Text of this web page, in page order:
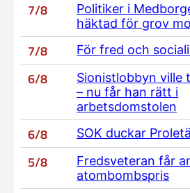
7/8
Politiker i
häktad för grov
7/8 För fred och
6/8
Sionistlobbyn ville
– nu får han rätt i
arbetsdomstolen
6/8 SOK duckar
5/8
Fredsveteran får
atombombspris